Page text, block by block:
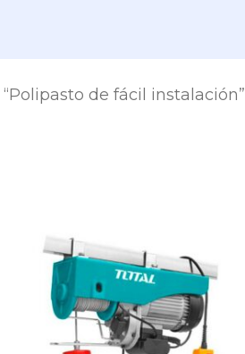
de fácil instalación”